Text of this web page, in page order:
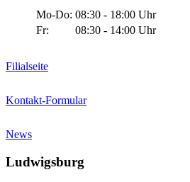
Mo-Do: 08:30 - 18:00 Uhr
Fr:
08:30 - 14:00 Uhr
Filialseite
Kontakt-Formular
News
Ludwigsburg